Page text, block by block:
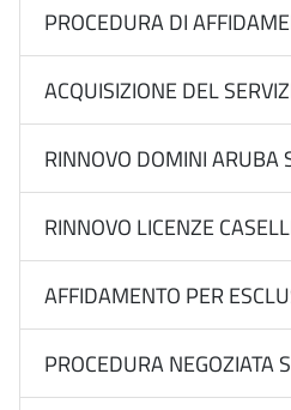
PROCEDURA DI
ACQUISIZIONE DEL
RINNOVO DOMINI ARUBA
RINNOVO LICENZE
AFFIDAMENTO PER
PROCEDURA NEGOZIATA